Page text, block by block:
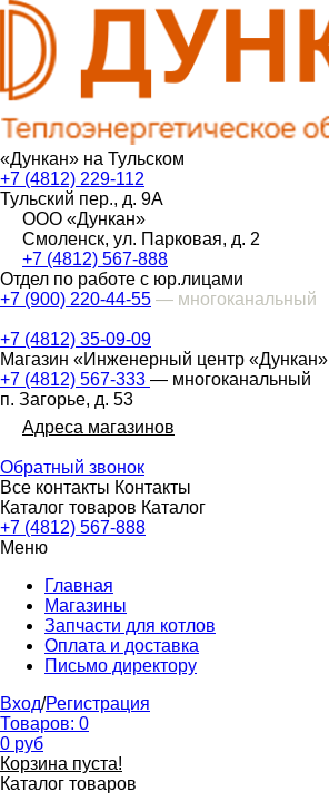
«Дункан» на Тульском
+7 (4812) 229-112
Тульский пер., д. 9А
ООО «Дункан»
Смоленск, ул. Парковая, д. 2
+7 (4812) 567-888
Отдел по работе с юр.лицами
+7 (900) 220-44-55 — многоканальный
+7 (4812) 35-09-09
Магазин «Инженерный центр «Дункан»
+7 (4812) 567-333 — многоканальный
п. Загорье, д. 53
Адреса магазинов
Обратный звонок
Все контакты Контакты
Каталог товаров Каталог
+7 (4812) 567-888
Меню
Главная
Магазины
Запчасти для котлов
Оплата и доставка
Письмо директору
Вход/Регистрация
Товаров: 0
0 руб
Корзина пуста!
Каталог товаров